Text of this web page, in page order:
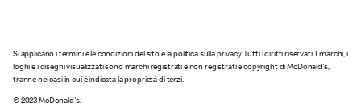
Si applicano i termini e le condizioni del sito e la politica sulla privacy. Tutti i diritti riservati. I marchi, i
loghi e i disegni visualizzati sono marchi registrati e non registrati e copyright di McDonald's,
tranne nei casi in cui è indicata la proprietà di terzi.
© 2023 McDonald's.